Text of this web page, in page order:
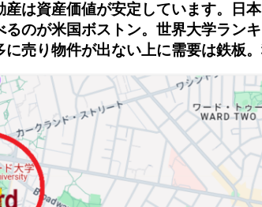
は資産価値が安定しています。日
のが米国ボストン。世界大学ラ
売り物件が出ない上に需要は鉄板